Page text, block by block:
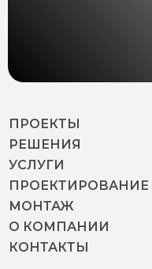
ПРОЕКТЫ
РЕШЕНИЯ
УСЛУГИ
ПРОЕКТИРОВАНИЕ
МОНТАЖ
О КОМПАНИИ
КОНТАКТЫ